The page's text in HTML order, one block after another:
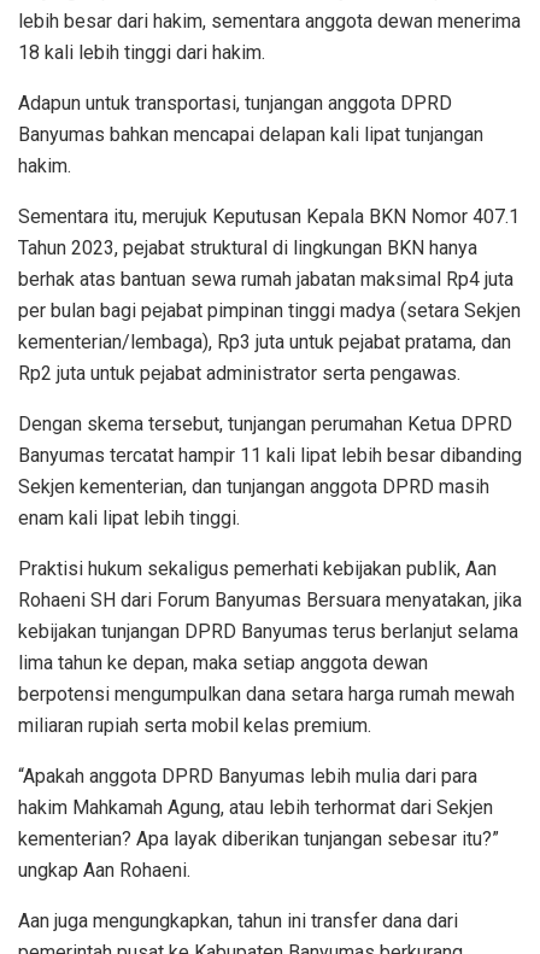
lebih besar dari hakim, sementara anggota dewan menerima
18 kali lebih tinggi dari hakim.
Adapun untuk transportasi, tunjangan anggota DPRD
Banyumas bahkan mencapai delapan kali lipat tunjangan
hakim.
Sementara itu, merujuk Keputusan Kepala BKN Nomor 407.1
Tahun 2023, pejabat struktural di lingkungan BKN hanya
berhak atas bantuan sewa rumah jabatan maksimal Rp4 juta
per bulan bagi pejabat pimpinan tinggi madya (setara Sekjen
kementerian/lembaga), Rp3 juta untuk pejabat pratama, dan
Rp2 juta untuk pejabat administrator serta pengawas.
Dengan skema tersebut, tunjangan perumahan Ketua DPRD
Banyumas tercatat hampir 11 kali lipat lebih besar dibanding
Sekjen kementerian, dan tunjangan anggota DPRD masih
enam kali lipat lebih tinggi.
Praktisi hukum sekaligus pemerhati kebijakan publik, Aan
Rohaeni SH dari Forum Banyumas Bersuara menyatakan, jika
kebijakan tunjangan DPRD Banyumas terus berlanjut selama
lima tahun ke depan, maka setiap anggota dewan
berpotensi mengumpulkan dana setara harga rumah mewah
miliaran rupiah serta mobil kelas premium.
“Apakah anggota DPRD Banyumas lebih mulia dari para
hakim Mahkamah Agung, atau lebih terhormat dari Sekjen
kementerian? Apa layak diberikan tunjangan sebesar itu?”
ungkap Aan Rohaeni.
Aan juga mengungkapkan, tahun ini transfer dana dari